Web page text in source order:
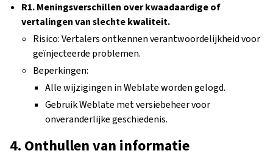
R1. Meningsverschillen over kwaadaardige of
vertalingen van slechte kwaliteit.
Risico: Vertalers ontkennen verantwoordelijkheid voor
geïnjecteerde problemen.
Beperkingen:
Alle wijzigingen in Weblate worden gelogd.
Gebruik Weblate met versiebeheer voor
onveranderlijke geschiedenis.
4. Onthullen van informatie